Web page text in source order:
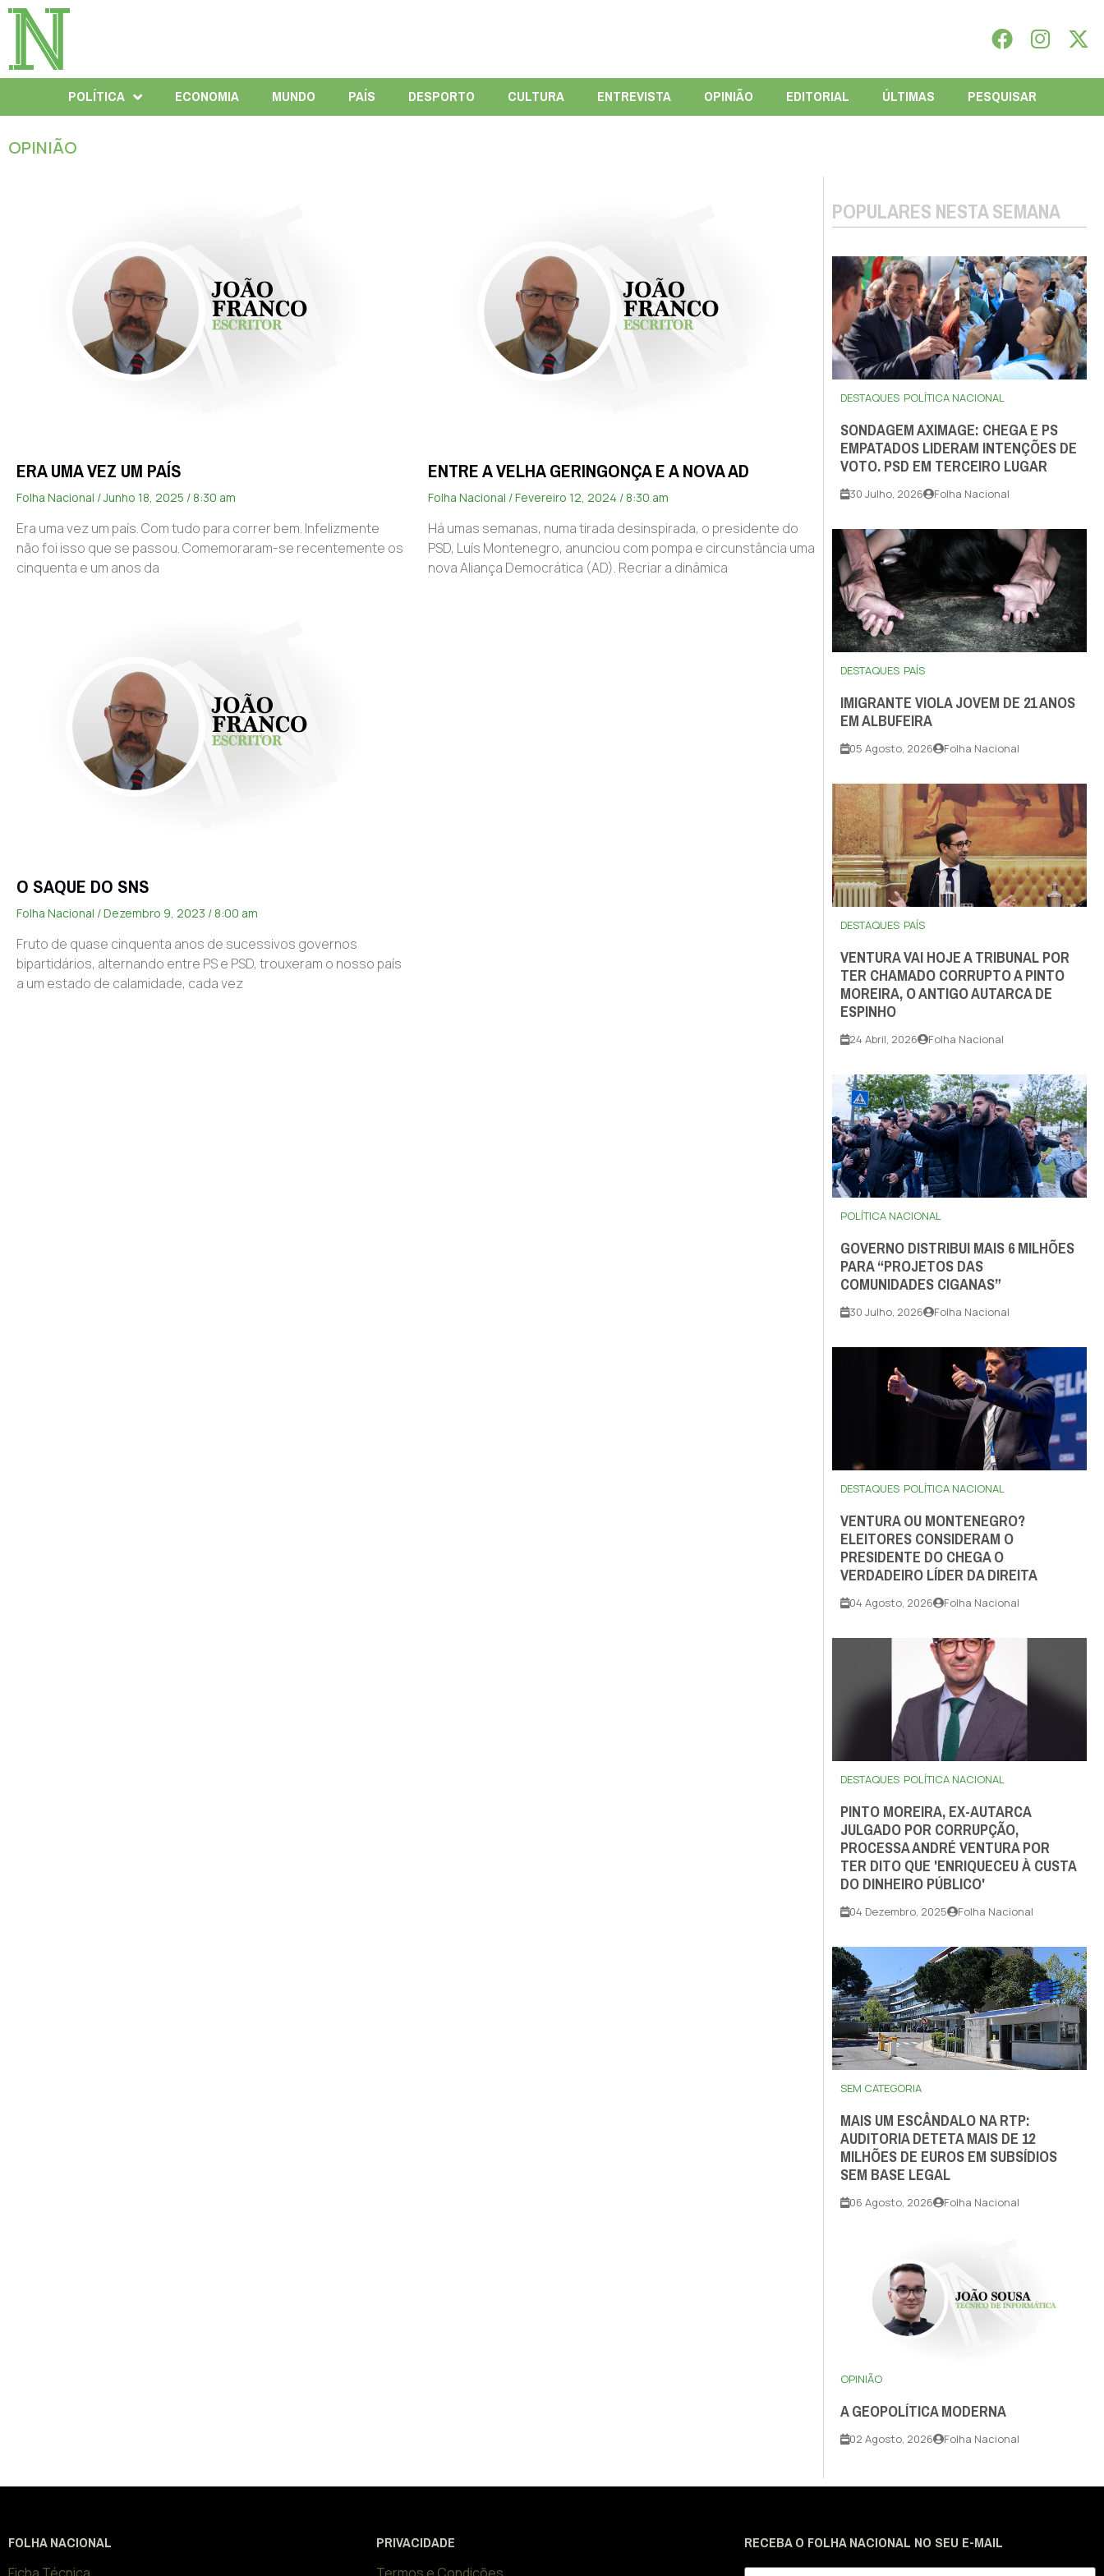
POLÍTICA ECONOMIA MUNDO PAÍS DESPORTO CULTURA ENTREVISTA OPINIÃO EDITORIAL ÚLTIMAS PESQUISAR
OPINIÃO
ERA UMA VEZ UM PAÍS
Folha Nacional Junho 18, 2025 8:30 am
Era uma vez um país. Com tudo para correr bem. Infelizmente
não foi isso que se passou. Comemoraram-se recentemente os
cinquenta e um anos da
ENTRE A VELHA GERINGONÇA E A NOVA AD
Folha Nacional Fevereiro 12, 2024 8:30 am
Há umas semanas, numa tirada desinspirada, o presidente do
PSD, Luís Montenegro, anunciou com pompa e circunstância uma
nova Aliança Democrática (AD). Recriar a dinâmica
O SAQUE DO SNS
Folha Nacional Dezembro 9, 2023 8:00 am
Fruto de quase cinquenta anos de sucessivos governos
bipartidários, alternando entre PS e PSD, trouxeram o nosso país
a um estado de calamidade, cada vez
POPULARES NESTA SEMANA
DESTAQUES POLÍTICA NACIONAL
SONDAGEM AXIMAGE: CHEGA E PS
EMPATADOS LIDERAM INTENÇÕES DE
VOTO. PSD EM TERCEIRO LUGAR
30 Julho, 2026 Folha Nacional
DESTAQUES PAÍS
IMIGRANTE VIOLA JOVEM DE 21 ANOS
EM ALBUFEIRA
05 Agosto, 2026 Folha Nacional
DESTAQUES PAÍS
VENTURA VAI HOJE A TRIBUNAL POR
TER CHAMADO CORRUPTO A PINTO
MOREIRA, O ANTIGO AUTARCA DE
ESPINHO
24 Abril, 2026 Folha Nacional
POLÍTICA NACIONAL
GOVERNO DISTRIBUI MAIS 6 MILHÕES
PARA “PROJETOS DAS
COMUNIDADES CIGANAS”
30 Julho, 2026 Folha Nacional
DESTAQUES POLÍTICA NACIONAL
VENTURA OU MONTENEGRO?
ELEITORES CONSIDERAM O
PRESIDENTE DO CHEGA O
VERDADEIRO LÍDER DA DIREITA
04 Agosto, 2026 Folha Nacional
DESTAQUES POLÍTICA NACIONAL
PINTO MOREIRA, EX-AUTARCA
JULGADO POR CORRUPÇÃO,
PROCESSA ANDRÉ VENTURA POR
TER DITO QUE 'ENRIQUECEU À CUSTA
DO DINHEIRO PÚBLICO'
04 Dezembro, 2025 Folha Nacional
SEM CATEGORIA
MAIS UM ESCÂNDALO NA RTP:
AUDITORIA DETETA MAIS DE 12
MILHÕES DE EUROS EM SUBSÍDIOS
SEM BASE LEGAL
06 Agosto, 2026 Folha Nacional
OPINIÃO
A GEOPOLÍTICA MODERNA
02 Agosto, 2026 Folha Nacional
FOLHA NACIONAL PRIVACIDADE RECEBA O FOLHA NACIONAL NO SEU E-MAIL